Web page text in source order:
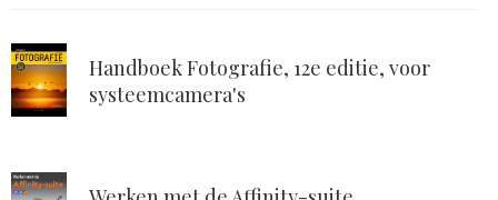
Handboek Fotografie, 12e editie, voor
systeemcamera's